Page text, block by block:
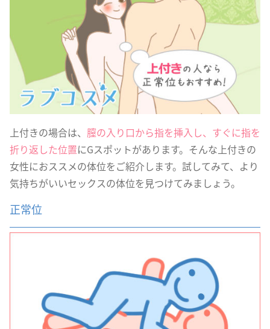
上付きの場合は、 膣の入り口から指を挿入し、すぐに指を
折り返した位置にGスポットがあります。そんな上付きの
女性におススメの体位をご紹介します。試してみて、より
気持ちがいいセックスの体位を見つけてみましょう。
正常位